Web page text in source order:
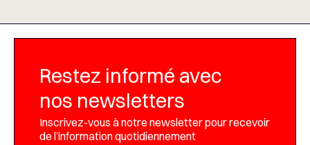
Restez informé avec
nos newsletters
Inscrivez-vous à notre newsletter pour recevoir
de l’information quotidiennement